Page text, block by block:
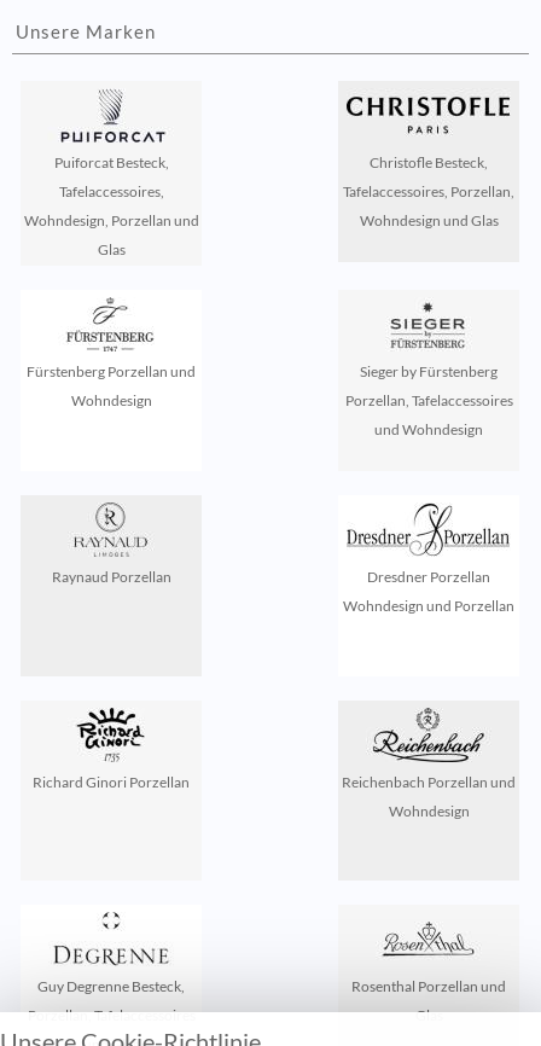
Unsere Marken
Puiforcat Besteck,
Tafelaccessoires,
Wohndesign, Porzellan und
Glas
Christofle Besteck,
Tafelaccessoires, Porzellan,
Wohndesign und Glas
Fürstenberg Porzellan und
Wohndesign
Sieger by Fürstenberg
Porzellan, Tafelaccessoires
und Wohndesign
Raynaud Porzellan
Dresdner Porzellan
Wohndesign und Porzellan
Richard Ginori Porzellan
Reichenbach Porzellan und
Wohndesign
Guy Degrenne Besteck,
Porzellan, Tafelaccessoires
Rosenthal Porzellan und
Glas